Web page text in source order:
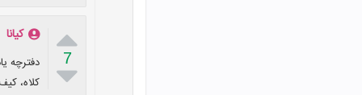

7

کیانا
دفترچه
کلاه،